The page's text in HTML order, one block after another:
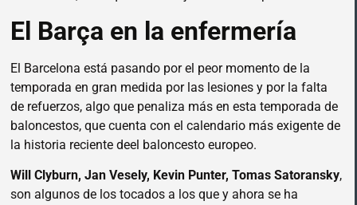
El Barça en la enfermería
El Barcelona está pasando por el peor momento de la
temporada en gran medida por las lesiones y por la falta
de refuerzos, algo que penaliza más en esta temporada de
baloncestos, que cuenta con el calendario más exigente de
la historia reciente deel baloncesto europeo.
Will Clyburn, Jan Vesely, Kevin Punter, Tomas Satoransky,
son algunos de los tocados a los que y ahora se ha